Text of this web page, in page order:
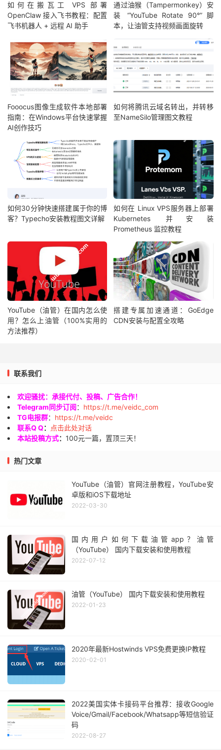
如何在搬瓦工 VPS 部署
OpenClaw 接入飞书教程：配置
飞书机器人 + 远程 AI 助手
通过油猴（Tampermonkey）安
装 “YouTube Rotate 90°” 脚
本，让油管支持视频画面旋转
Fooocus图像生成软件本地部署
指南：在Windows平台快速掌握
AI创作技巧
如何将腾讯云域名转出，并转移
至NameSilo管理图文教程
如何30分钟快速搭建属于你的博
客？Typecho安装教程图文详解
如何在 Linux VPS服务器上部署
Kubernetes 并安装
Prometheus 监控教程
YouTube（油管）在国内怎么使
用？怎么上油管（100%实用的
方法推荐）
搭建专属加速通道：GoEdge
CDN安装与配置全攻略
联系我们
欢迎骚扰：承接代付、投稿、广告合作！
Telegram同步订阅： https://t.me/veidc_com
TG电报群： https://t.me/veidc
联系Q Q：
点击此处对话
本站投稿方式： 100元一篇，置顶三天！
热门文章
YouTube（油管）官网注册教程，YouTube安
卓版和iOS下载地址
2022-03-30
国内用户如何下载油管app？油管
（YouTube） 国内下载安装和使用教程
2022-07-12
油管（YouTube） 国内下载安装和使用教程
2022-01-23
2020年最新Hostwinds VPS免费更换IP教程
2020-02-01
2022美国实体卡接码平台推荐：接收Google
Voice/Gmail/Facebook/Whatsapp等短信验证
码
2022-08-27